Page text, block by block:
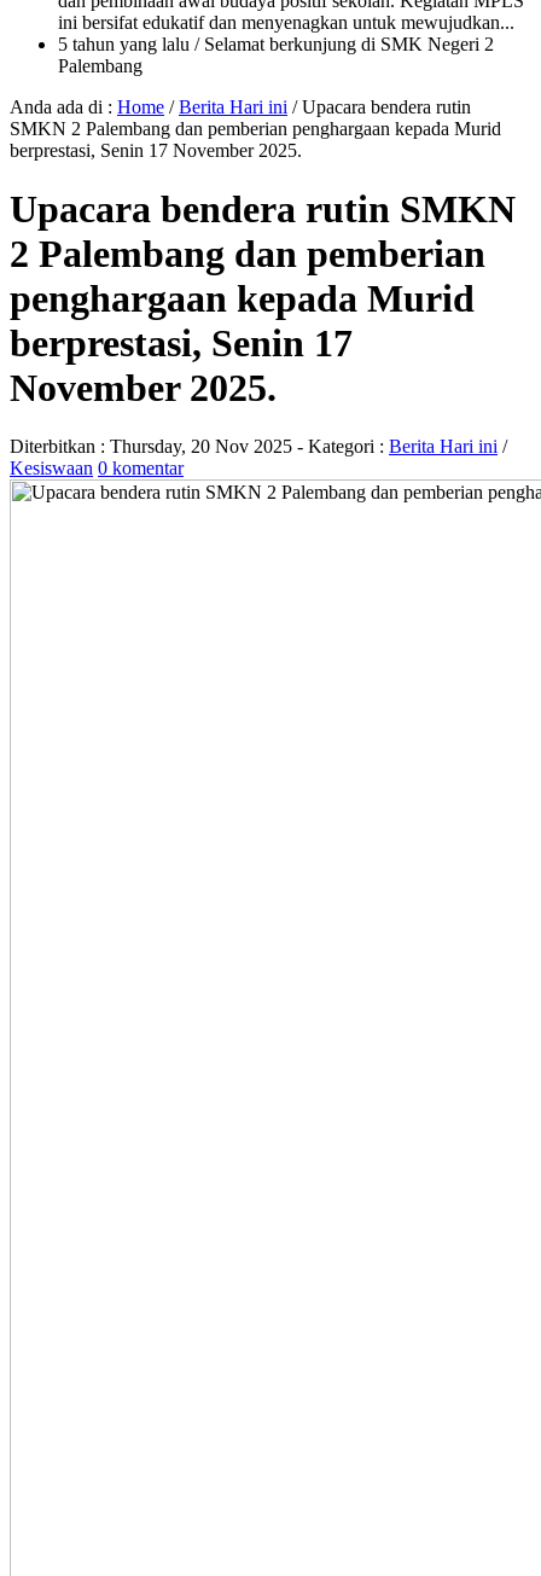
ini bersifat edukatif dan menyenagkan untuk mewujudkan...
5 tahun yang lalu / Selamat berkunjung di SMK Negeri 2
Palembang
Anda ada di : Home /Berita Hari ini /Upacara bendera rutin
SMKN 2 Palembang dan pemberian penghargaan kepada Murid
berprestasi, Senin 17 November 2025.
Upacara bendera rutin SMKN
2 Palembang dan pemberian
penghargaan kepada Murid
berprestasi, Senin 17
November 2025.
Diterbitkan : Thursday, 20 Nov 2025 - Kategori : Berita Hari ini /
Kesiswaan 0 komentar